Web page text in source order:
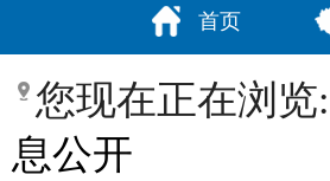
首页
您现在正在浏览:
息公开